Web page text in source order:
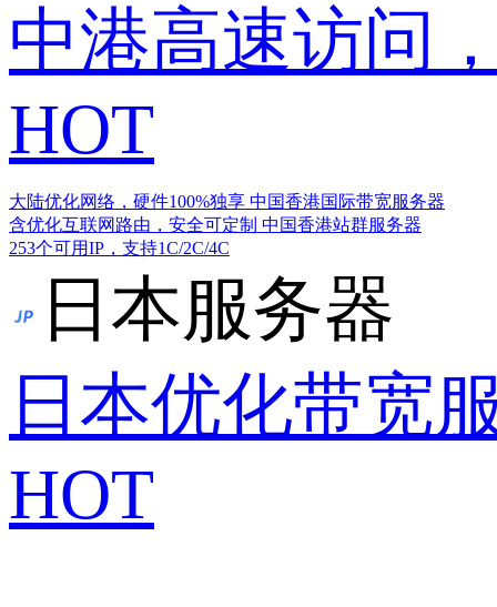
中港高速访问
HOT
大陆优化网络，硬件100%独享 中国香港国际带宽服务器
含优化互联网路由，安全可定制 中国香港站群服务器
253个可用IP，支持1C/2C/4C
日本服务器
日本优化带宽
HOT